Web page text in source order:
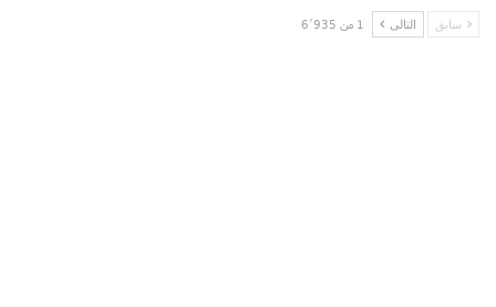
سابق التالى 1 من 6٬935